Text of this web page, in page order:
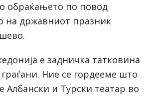
обраќањето по повод
на државниот празник
е задничка татковина
Ние се гордееме што
Албански и Турски театар во